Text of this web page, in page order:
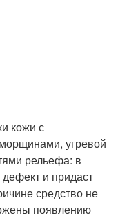
кожи с
угревой
рельефа: в
дефект и придаст
средство не
появлению